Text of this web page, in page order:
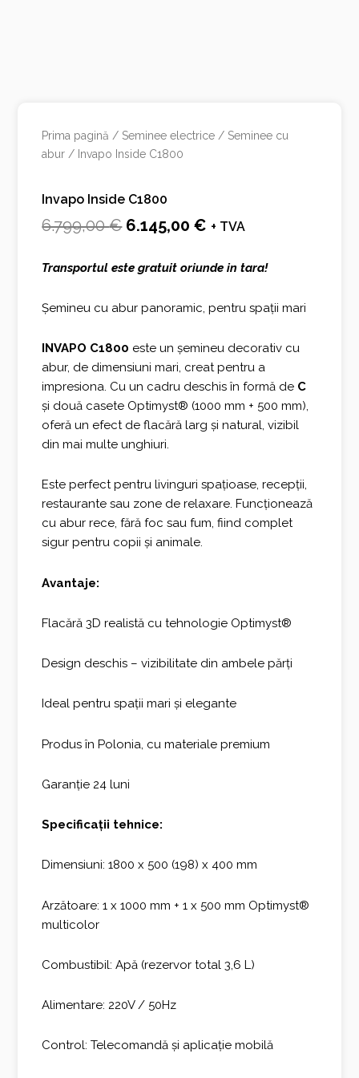
Prima pagină / Seminee electrice / Seminee cu
abur / Invapo Inside C1800
Invapo Inside C1800
6.799,00€ Prețul
a
fost:
6.145,00€ Prețul
este:
6.145,00 €.
+ TVA
Transportul este gratuit oriunde in tara!
Șemineu cu abur panoramic, pentru spații mari
INVAPO C1800 este un șemineu decorativ cu
abur, de dimensiuni mari, creat pentru a
impresiona. Cu un cadru deschis în formă de C
și două casete Optimyst® (1000 mm + 500 mm),
oferă un efect de flacără larg și natural, vizibil
din mai multe unghiuri.
Este perfect pentru livinguri spațioase, recepții,
restaurante sau zone de relaxare. Funcționează
cu abur rece, fără foc sau fum, fiind complet
sigur pentru copii și animale.
Avantaje:
Flacără 3D realistă cu tehnologie Optimyst®
Design deschis – vizibilitate din ambele părți
Ideal pentru spații mari și elegante
Produs în Polonia, cu materiale premium
Garanție 24 luni
Specificații tehnice:
Dimensiuni: 1800 x 500 (198) x 400 mm
Arzătoare: 1 x 1000 mm + 1 x 500 mm Optimyst®
multicolor
Combustibil: Apă (rezervor total 3,6 L)
Alimentare: 220V / 50Hz
Control: Telecomandă și aplicație mobilă